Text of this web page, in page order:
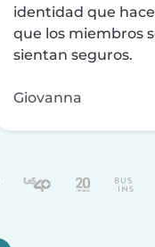
identidad que
que los miembros
sientan seguros.
Giovanna